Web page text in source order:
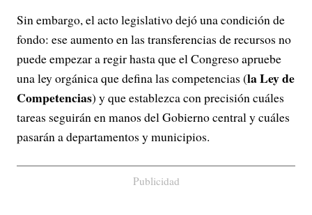
Sin embargo, el acto legislativo dejó una condición de
fondo: ese aumento en las transferencias de recursos no
puede empezar a regir hasta que el Congreso apruebe
una ley orgánica que defina las competencias (la Ley de
Competencias) y que establezca con precisión cuáles
tareas seguirán en manos del Gobierno central y cuáles
pasarán a departamentos y municipios.
Publicidad